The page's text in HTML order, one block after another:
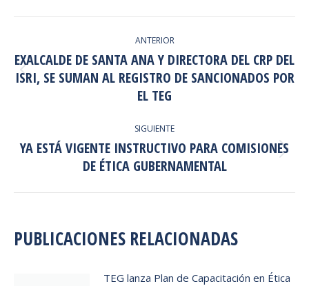
Facebook
X
LinkedInWhatsApp
ENTRE
PUBLICACIONES
ANTERIOR
Publicación
anterior:
EXALCALDE DE SANTA ANA Y DIRECTORA DEL CRP DEL
ISRI, SE SUMAN AL REGISTRO DE SANCIONADOS POR
EL TEG
SIGUIENTE
Publicación
siguiente:
YA ESTÁ VIGENTE INSTRUCTIVO PARA COMISIONES
DE ÉTICA GUBERNAMENTAL
PUBLICACIONES RELACIONADAS
TEG lanza Plan de Capacitación en Ética